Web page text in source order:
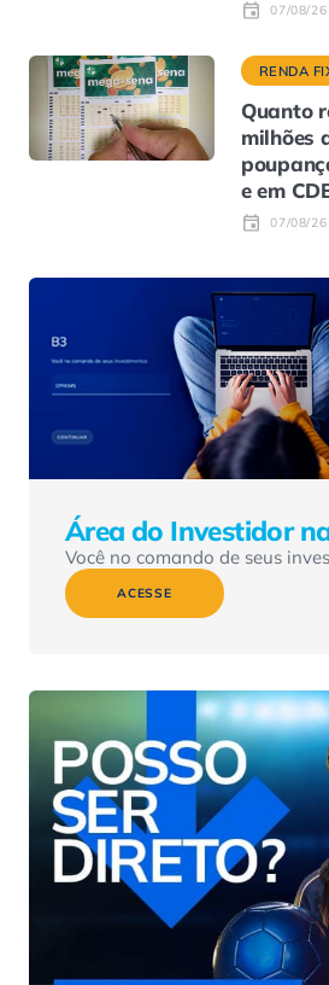
07/08/26
RENDA
Quanto
milhões
e em
07/08/26
Área do Investidor
Você no comando de seus
ACESSE